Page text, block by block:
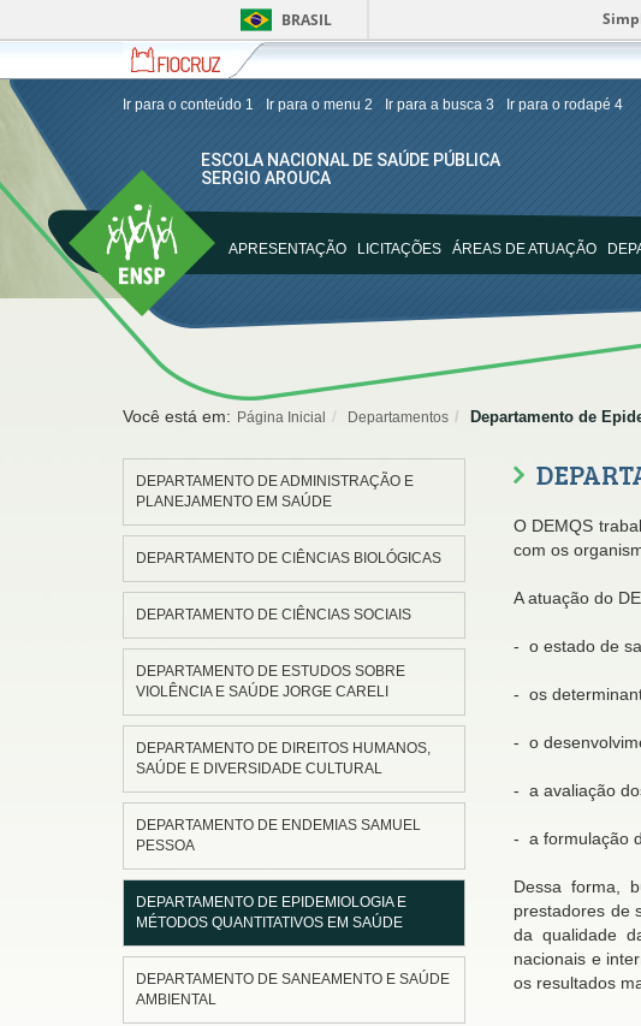
BRASIL
Fiocruz
Fale
com
a
Fundação
Oswaldo
Cruz
Ir para o conteúdo 1 Ir para o menu 2 Ir para a busca 3 Ir para o rodapé 4
ENSP
ESCOLA NACIONAL DE SAÚDE PÚBLICA
SERGIO AROUCA
APRESENTAÇÃO LICITAÇÕES ÁREAS DE ATUAÇÃO
Você está em: Página Inicial Departamentos Departamento de
DEPARTAMENTO DE ADMINISTRAÇÃO E
PLANEJAMENTO EM SAÚDE
DEPARTAMENTO DE CIÊNCIAS BIOLÓGICAS
DEPARTAMENTO DE CIÊNCIAS SOCIAIS
DEPARTAMENTO DE ESTUDOS SOBRE
VIOLÊNCIA E SAÚDE JORGE CARELI
DEPARTAMENTO DE DIREITOS HUMANOS,
SAÚDE E DIVERSIDADE CULTURAL
DEPARTAMENTO DE ENDEMIAS SAMUEL
PESSOA
DEPARTAMENTO DE EPIDEMIOLOGIA E
MÉTODOS QUANTITATIVOS EM SAÚDE
DEPARTAMENTO DE SANEAMENTO E SAÚDE
AMBIENTAL
O DEMQS
com os
A atuação do
- o estado de
- os
- o
- a avaliação
- a formulação
Dessa forma,
prestadores de
da qualidade
nacionais e
os resultados